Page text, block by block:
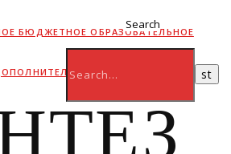
БЮДЖЕТНОЕ ОБРАЗОВАТЕЛЬНОЕ
ОБРАЗОВАНИЯ
Search